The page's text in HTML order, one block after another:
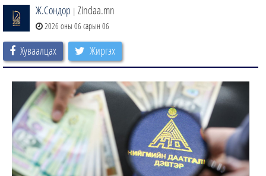
Ж.Сондор | Zindaa.mn
2026 оны 06 сарын 06
Хуваалцах Жиргэх